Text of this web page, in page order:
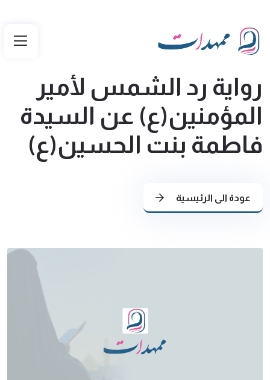
رواية رد الشمس لأمير
المؤمنين(ع) عن السيدة
فاطمة بنت الحسين(ع)
عودة الى الرئيسية